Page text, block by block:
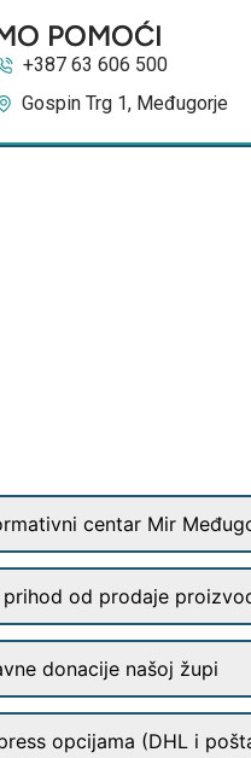
POMOĆI
+387 63 606 500
Gospin Trg 1, Međugorje
centar Mir
prihod od prodaje
donacije našoj župi
opcijama (DHL i